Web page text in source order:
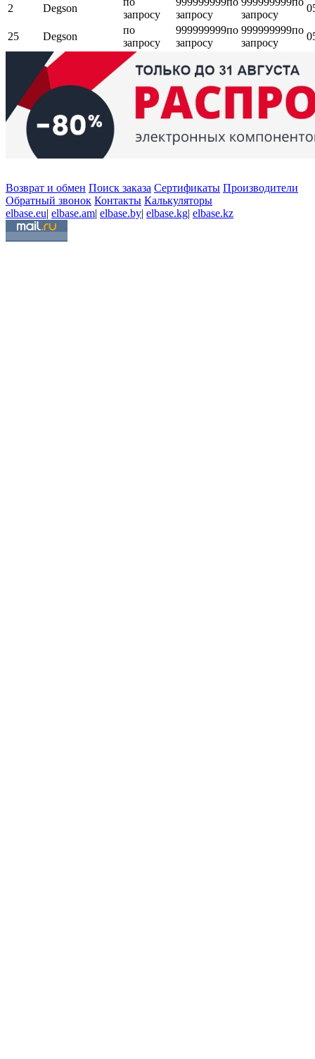
2 Degson
запросу
запросу
запросу
25 Degson
по
запросу
999999999по
запросу
999999999по
запросу
Возврат и обмен Поиск заказа Сертификаты Производители
Обратный звонок Контакты Калькуляторы
elbase.eu| elbase.am| elbase.by| elbase.kg| elbase.kz